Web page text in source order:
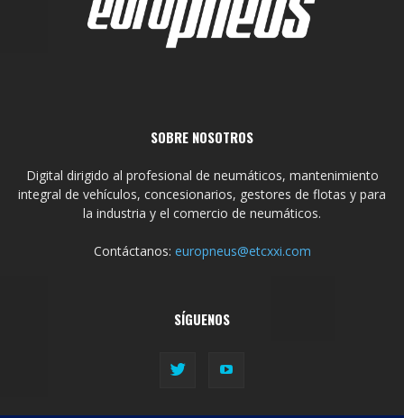
SOBRE NOSOTROS
Digital dirigido al profesional de neumáticos, mantenimiento
integral de vehículos, concesionarios, gestores de flotas y para
la industria y el comercio de neumáticos.
Contáctanos: europneus@etcxxi.com
SÍGUENOS